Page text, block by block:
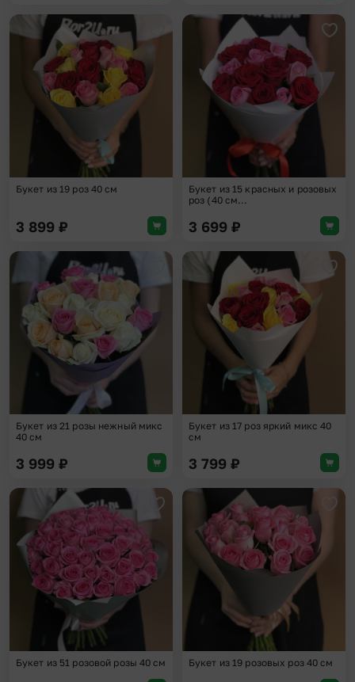
Добавить в избранное
Букет из 19 роз 40 см
3 899 ₽
Букет из 15 красных и розовых
роз (40 см...
3 699 ₽
Добавить в избранное
Букет из 21 розы нежный микс
40 см
3 999 ₽
Букет из 17 роз яркий микс 40
см
3 799 ₽
Добавить в избранное
Букет из 51 розовой розы 40 см Букет из 19 розовых роз 40 см